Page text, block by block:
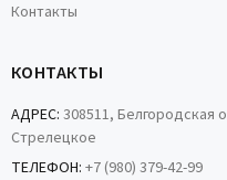
Контакты
КОНТАКТЫ
АДРЕС: 308511, Белгородская
Стрелецкое
ТЕЛЕФОН: +7 (980) 379-42-99